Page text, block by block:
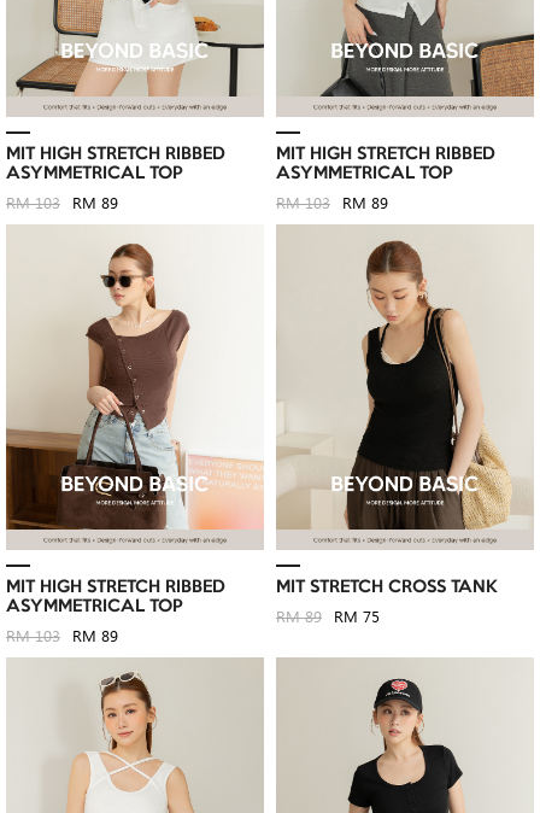
MIT HIGH STRETCH RIBBED
ASYMMETRICAL TOP
RM 103 RM 89
MIT HIGH STRETCH RIBBED
ASYMMETRICAL TOP
RM 103 RM 89
MIT HIGH STRETCH RIBBED
ASYMMETRICAL TOP
RM 103 RM 89
MIT STRETCH CROSS TANK
RM 89 RM 75